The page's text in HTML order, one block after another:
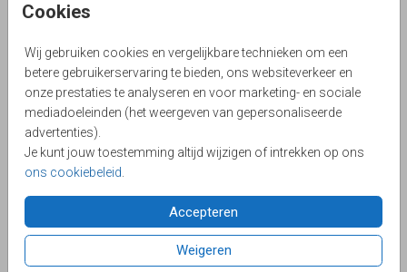
Cookies
Wij gebruiken cookies en vergelijkbare technieken om een
betere gebruikerservaring te bieden, ons websiteverkeer en
onze prestaties te analyseren en voor marketing- en sociale
mediadoeleinden (het weergeven van gepersonaliseerde
advertenties).
Je kunt jouw toestemming altijd wijzigen of intrekken op ons
ons cookiebeleid
Accepteren
Weigeren
GOUDFOLIE